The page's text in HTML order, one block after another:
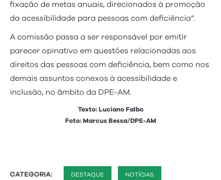
fixação de metas anuais, direcionados à promoção
da acessibilidade para pessoas com deficiência”.
A comissão passa a ser responsável por emitir
parecer opinativo em questões relacionadas aos
direitos das pessoas com deficiência, bem como nos
demais assuntos conexos à acessibilidade e
inclusão, no âmbito da DPE-AM.
Texto: Luciano Falbo
Foto: Marcus Bessa/DPE-AM
CATEGORIA: DESTAQUE NOTÍCIAS